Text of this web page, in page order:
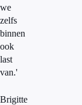
we
zelfs
binnen
ook
last
van.'
Brigitte